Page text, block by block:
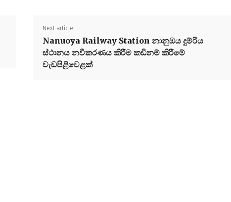
Next article
Nanuoya Railway Station නානුඔය දුම්රිය
ස්ථානය නවීකරණය කිරීම කඩිනම් කිරීමේ
වැඩපිළිවෙළක්